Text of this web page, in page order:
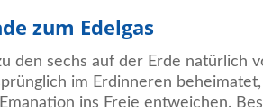
zum Edelgas
den sechs auf der Erde natürlich
im Erdinneren
ins Freie entweichen.